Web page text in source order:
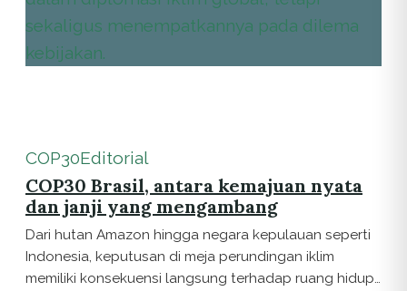
COP30Editorial
COP30 Brasil, antara kemajuan nyata
dan janji yang mengambang
Dari hutan Amazon hingga negara kepulauan seperti
Indonesia, keputusan di meja perundingan iklim
memiliki konsekuensi langsung terhadap ruang hidup